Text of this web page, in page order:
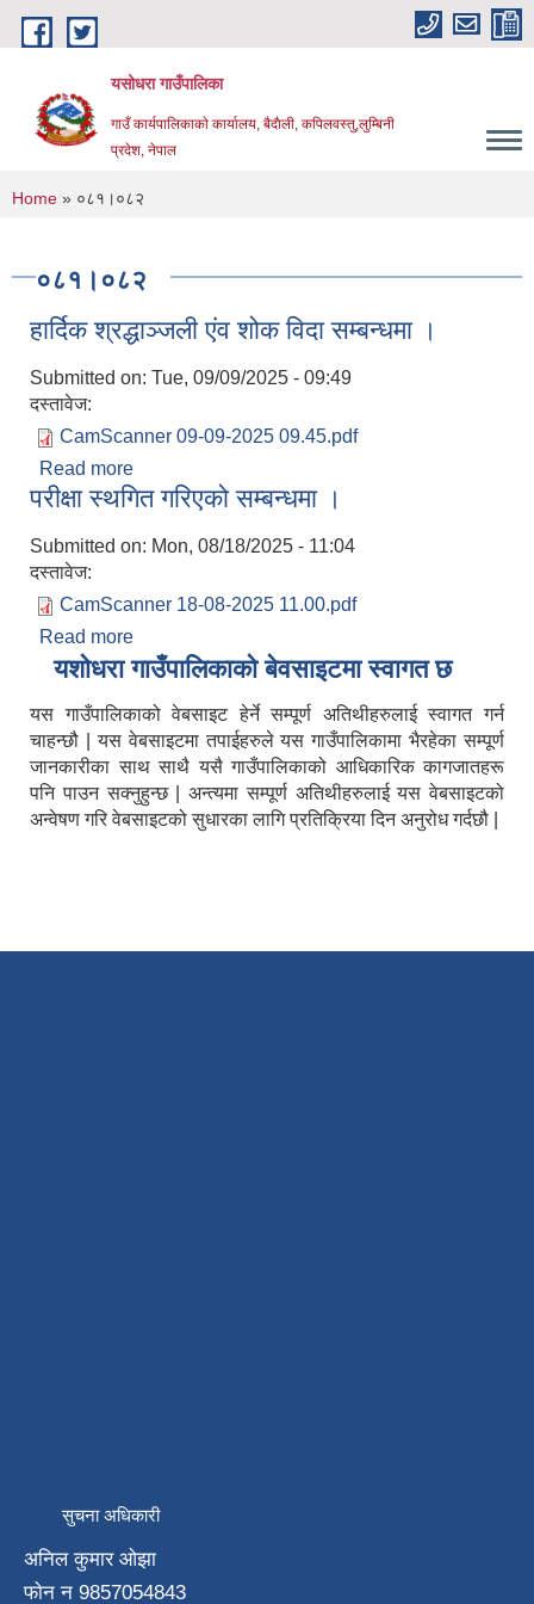
Skip to main content
यसोधरा गाउँपालिका
गाउँ कार्यपालिकाकाे कार्यालय, बैदाैली, कपिलवस्तु,लुम्बिनी
प्रदेश, नेपाल
You are here
Home » ०८१।०८२
०८१।०८२
हार्दिक श्रद्धाञ्जली एंव शोक विदा सम्बन्धमा ।
Submitted on: Tue, 09/09/2025 - 09:49
दस्तावेज:
CamScanner 09-09-2025 09.45.pdf
Read more
परीक्षा स्थगित गरिएको सम्बन्धमा ।
Submitted on: Mon, 08/18/2025 - 11:04
दस्तावेज:
CamScanner 18-08-2025 11.00.pdf
Read more
यशाेधरा गाउँपालिकाकाे बेवसाइटमा स्वागत छ
यस गाउँपालिकाको वेबसाइट हेर्ने सम्पूर्ण अतिथीहरुलाई स्वागत गर्न
चाहन्छौ | यस वेबसाइटमा तपाईहरुले यस गाउँपालिकामा भैरहेका सम्पूर्ण
जानकारीका साथ साथै यसै गाउँपालिकाको आधिकारिक कागजातहरू
पनि पाउन सक्नुहुन्छ | अन्त्यमा सम्पूर्ण अतिथीहरुलाई यस वेबसाइटको
अन्वेषण गरि वेबसाइटको सुधारका लागि प्रतिक्रिया दिन अनुरोध गर्दछौ |
सुचना अधिकारी
अनिल कुमार ओझा
फाेन न‌ 9857054843